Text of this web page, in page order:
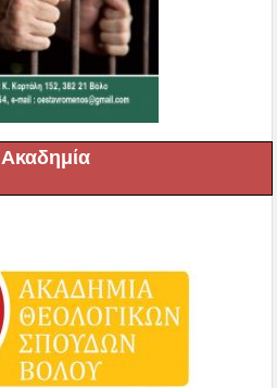
Ακαδημία